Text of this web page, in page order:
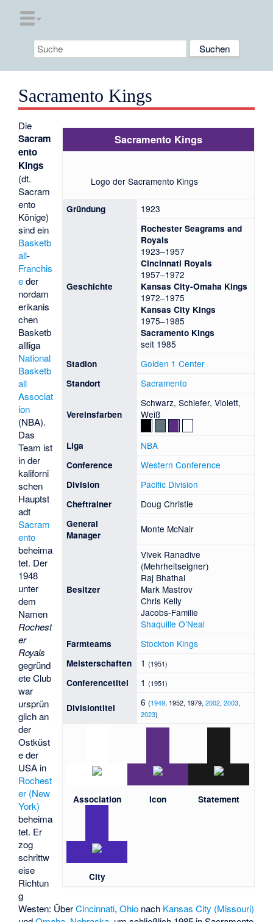
Sacramento Kings
Sacramento Kings
Logo der Sacramento Kings
Gründung 1923
Geschichte
Rochester Seagrams and
Royals
1923–1957
Cincinnati Royals
1957–1972
Kansas City-Omaha Kings
1972–1975
Kansas City Kings
1975–1985
Sacramento Kings
seit 1985
Stadion Golden 1 Center
Standort Sacramento
Vereinsfarben
Schwarz, Schiefer, Violett,
Weiß
Liga NBA
Conference Western Conference
Division Pacific Division
Cheftrainer Doug Christie
General
Manager
Monte McNair
Besitzer
Vivek Ranadive
(Mehrheitseigner)
Raj Bhathal
Mark Mastrov
Chris Kelly
Jacobs-Familie
Shaquille O’Neal
Farmteams Stockton Kings
Meisterschaften 1(1951)
Conferencetitel 1(1951)
Divisiontitel 6(1949, 1952, 1979,2002,2003,
2023)
Association Icon Statement
City
Die
Sacram
ento
Kings
(dt.
Sacram
ento
Könige)
sind ein
Basketb
all-
Franchis
eder
nordam
erikanis
chen
Basketb
allliga
National
Basketb
all
Associat
ion
(NBA).
Das
Team ist
in der
kaliforni
schen
Hauptst
adt
Sacram
ento
beheima
tet. Der
1948
unter
dem
Namen
Rochest
er
Royals
gegründ
ete Club
war
ursprün
glich an
der
Ostküst
e der
USA in
Rochest
er (New
York)
beheima
tet. Er
zog
schrittw
eise
Richtun
g
Westen: ÜberCincinnati,Ohio nach Kansas City (Missouri)